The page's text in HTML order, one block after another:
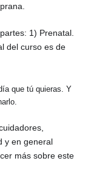
1) Prenatal.
del curso es de
que tú quieras. Y
y en general
más sobre este